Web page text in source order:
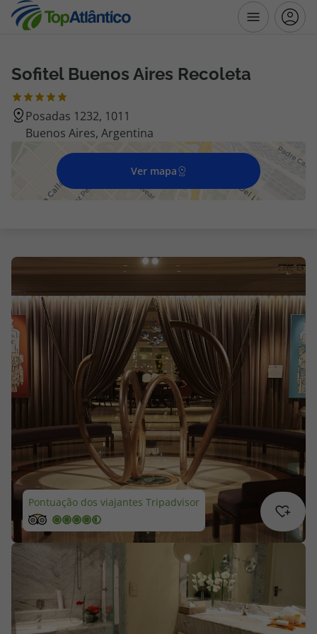
Destinos
Voos
Voos + Hotel
Disneyland ® Paris
Escapadinhas
Cruzeiros
Promoções
Especialistas
Cheque Viagem
Rede de Lojas
Blog TopViagens
Área de Cliente
Sofitel Buenos Aires Recoleta
Posadas 1232, 1011
Buenos Aires, Argentina
Ver mapa
Pontuação dos viajantes Tripadvisor